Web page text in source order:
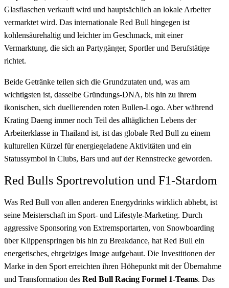
Glasflaschen verkauft wird und hauptsächlich an lokale Arbeiter
vermarktet wird. Das internationale Red Bull hingegen ist
kohlensäurehaltig und leichter im Geschmack, mit einer
Vermarktung, die sich an Partygänger, Sportler und Berufstätige
richtet.
Beide Getränke teilen sich die Grundzutaten und, was am
wichtigsten ist, dasselbe Gründungs-DNA, bis hin zu ihrem
ikonischen, sich duellierenden roten Bullen-Logo. Aber während
Krating Daeng immer noch Teil des alltäglichen Lebens der
Arbeiterklasse in Thailand ist, ist das globale Red Bull zu einem
kulturellen Kürzel für energiegeladene Aktivitäten und ein
Statussymbol in Clubs, Bars und auf der Rennstrecke geworden.
Red Bulls Sportrevolution und F1-Stardom
Was Red Bull von allen anderen Energydrinks wirklich abhebt, ist
seine Meisterschaft im Sport- und Lifestyle-Marketing. Durch
aggressive Sponsoring von Extremsportarten, von Snowboarding
über Klippenspringen bis hin zu Breakdance, hat Red Bull ein
energetisches, ehrgeiziges Image aufgebaut. Die Investitionen der
Marke in den Sport erreichten ihren Höhepunkt mit der Übernahme
und Transformation des Red Bull Racing Formel 1-Teams. Das